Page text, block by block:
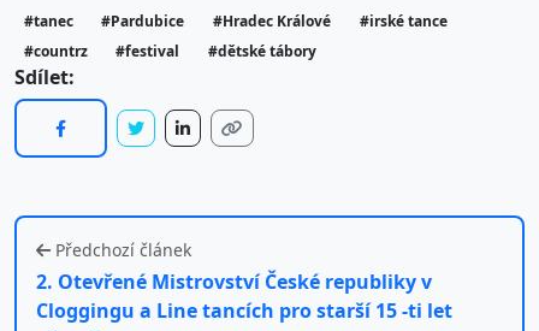
#tanec #Pardubice #Hradec Králové
#irské tance
#countrz
#festival #dětské tábory
Sdílet:
Předchozí článek
2. Otevřené Mistrovství České republiky v
Cloggingu a Line tancích pro starší 15 -ti let